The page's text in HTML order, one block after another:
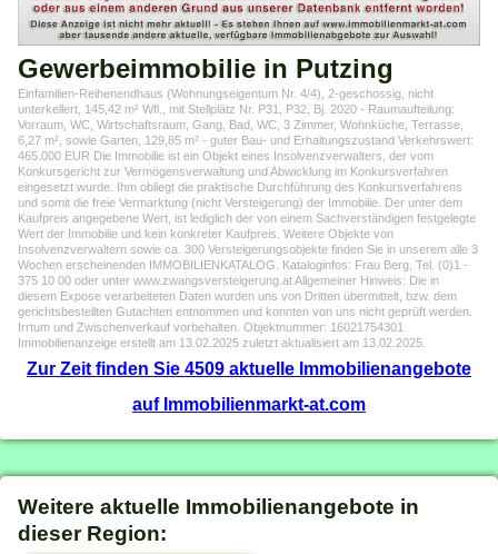
Gewerbeimmobilie in Putzing
Einfamilien-Reihenendhaus (Wohnungseigentum Nr. 4/4), 2-geschossig, nicht
unterkellert, 145,42 m² Wfl., mit Stellplätz Nr. P31, P32, Bj. 2020 - Raumaufteilung:
Vorraum, WC, Wirtschaftsraum, Gang, Bad, WC, 3 Zimmer, Wohnküche, Terrasse,
6,27 m², sowie Garten, 129,85 m² - guter Bau- und Erhaltungszustand Verkehrswert:
465.000 EUR Die Immobilie ist ein Objekt eines Insolvenzverwalters, der vom
Konkursgericht zur Vermögensverwaltung und Abwicklung im Konkursverfahren
eingesetzt wurde. Ihm obliegt die praktische Durchführung des Konkursverfahrens
und somit die freie Vermarktung (nicht Versteigerung) der Immobilie. Der unter dem
Kaufpreis angegebene Wert, ist lediglich der von einem Sachverständigen festgelegte
Wert der Immobilie und kein konkreter Kaufpreis. Weitere Objekte von
Insolvenzverwaltern sowie ca. 300 Versteigerungsobjekte finden Sie in unserem alle 3
Wochen erscheinenden IMMOBILIENKATALOG. Kataloginfos: Frau Berg, Tel. (0)1 -
375 10 00 oder unter www.zwangsversteigerung.at Allgemeiner Hinweis: Die in
diesem Expose verarbeiteten Daten wurden uns von Dritten übermittelt, bzw. dem
gerichtsbestellten Gutachten entnommen und konnten von uns nicht geprüft werden.
Irrtum und Zwischenverkauf vorbehalten. Objektnummer: 16021754301
Immobilienanzeige erstellt am 13.02.2025 zuletzt aktualisiert am 13.02.2025.
Zur Zeit finden Sie 4509 aktuelle Immobilienangebote
auf Immobilienmarkt-at.com
Weitere aktuelle Immobilienangebote in
dieser Region: